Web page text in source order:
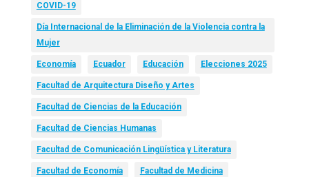
COVID-19
Día Internacional de la Eliminación de la Violencia contra la
Mujer
Economía Ecuador Educación Elecciones 2025
Facultad de Arquitectura Diseño y Artes
Facultad de Ciencias de la Educación
Facultad de Ciencias Humanas
Facultad de Comunicación Lingüística y Literatura
Facultad de Economía Facultad de Medicina